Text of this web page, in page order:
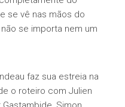
se vê nas mãos do
se importa nem um
faz sua estreia na
o roteiro com Julien